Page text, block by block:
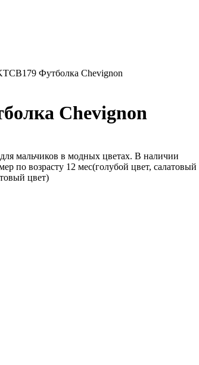
Футболка Chevignon
Chevignon
мальчиков в модных цветах. В наличии
по возрасту 12 мес(голубой цвет, салатовый
цвет)